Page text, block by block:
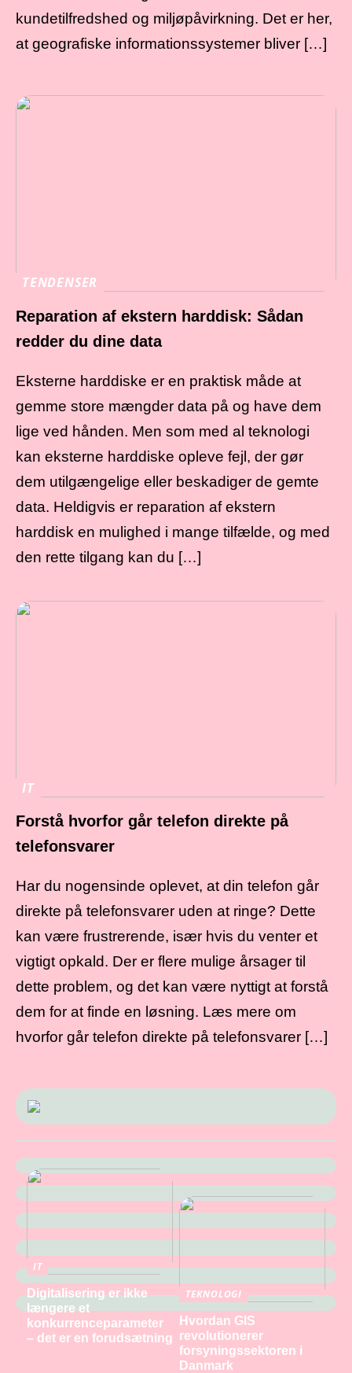
kundetilfredshed og miljøpåvirkning. Det er her,
at geografiske informationssystemer bliver […]
TENDENSER
Reparation af ekstern harddisk: Sådan
redder du dine data
Eksterne harddiske er en praktisk måde at
gemme store mængder data på og have dem
lige ved hånden. Men som med al teknologi
kan eksterne harddiske opleve fejl, der gør
dem utilgængelige eller beskadiger de gemte
data. Heldigvis er reparation af ekstern
harddisk en mulighed i mange tilfælde, og med
den rette tilgang kan du […]
IT
Forstå hvorfor går telefon direkte på
telefonsvarer
Har du nogensinde oplevet, at din telefon går
direkte på telefonsvarer uden at ringe? Dette
kan være frustrerende, især hvis du venter et
vigtigt opkald. Der er flere mulige årsager til
dette problem, og det kan være nyttigt at forstå
dem for at finde en løsning. Læs mere om
hvorfor går telefon direkte på telefonsvarer […]
IT
Digitalisering er ikke
længere et
konkurrenceparameter
– det er en forudsætning
TEKNOLOGI
Hvordan GIS
revolutionerer
forsyningssektoren i
Danmark